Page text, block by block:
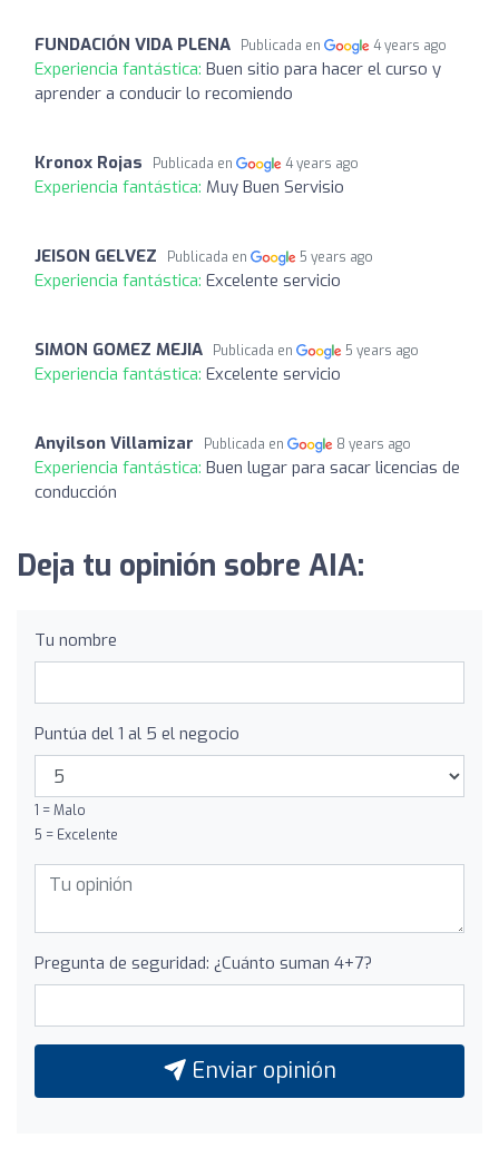
FUNDACIÓN VIDA PLENA Publicada en 4 years ago
Experiencia fantástica: Buen sitio para hacer el curso y
aprender a conducir lo recomiendo
Kronox Rojas Publicada en 4 years ago
Experiencia fantástica: Muy Buen Servisio
JEISON GELVEZ Publicada en 5 years ago
Experiencia fantástica: Excelente servicio
SIMON GOMEZ MEJIA Publicada en 5 years ago
Experiencia fantástica: Excelente servicio
Anyilson Villamizar Publicada en 8 years ago
Experiencia fantástica: Buen lugar para sacar licencias de
conducción
Deja tu opinión sobre AIA:
Tu nombre
Puntúa del 1 al 5 el negocio
1 = Malo
5 = Excelente
Pregunta de seguridad: ¿Cuánto suman 4+7?
Enviar opinión